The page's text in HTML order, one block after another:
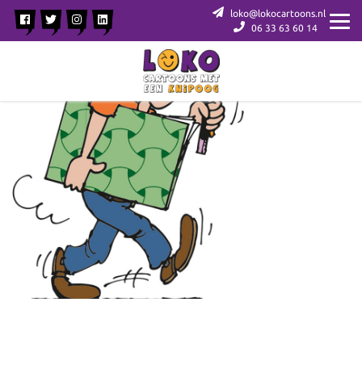
loko@lokocartoons.nl
06 33 63 60 14